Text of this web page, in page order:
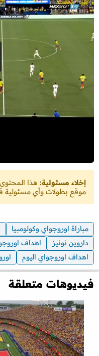
إخلاء مسئولية: هذا
موقع بطولات وأي مسئولية
مباراة اوروجواي وكولومبيا
داروين نونيز
اهداف
اهداف اوروجواي اليوم
فيديوهات متعلقة